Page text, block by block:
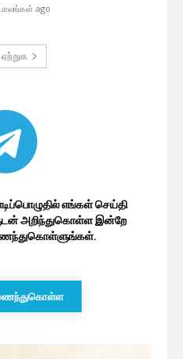
ago
எங்கள் செய்தி
அறிந்துகொள்ள இன்றே